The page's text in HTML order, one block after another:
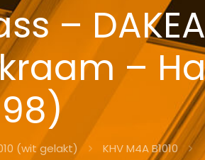
– DAKEA
–
(wit gelakt)
KHV M4A B1010